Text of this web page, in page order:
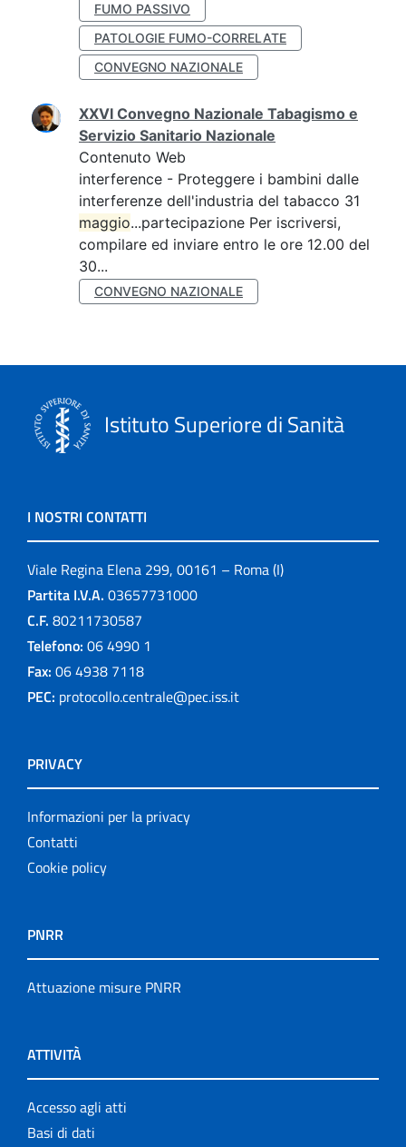
FUMO PASSIVO
PATOLOGIE FUMO-CORRELATE
CONVEGNO NAZIONALE
XXVI Convegno Nazionale Tabagismo e
Servizio Sanitario Nazionale
Contenuto Web
interference - Proteggere i bambini dalle
interferenze dell'industria del tabacco 31
maggio...partecipazione Per iscriversi,
compilare ed inviare entro le ore 12.00 del
30...
CONVEGNO NAZIONALE
Istituto Superiore di Sanità
I NOSTRI CONTATTI
Viale Regina Elena 299, 00161 – Roma (I)
Partita I.V.A. 03657731000
C.F. 80211730587
Telefono: 06 4990 1
Fax: 06 4938 7118
PEC: protocollo.centrale@pec.iss.it
PRIVACY
Informazioni per la privacy
Contatti
Cookie policy
PNRR
Attuazione misure PNRR
ATTIVITÀ
Accesso agli atti
Basi di dati